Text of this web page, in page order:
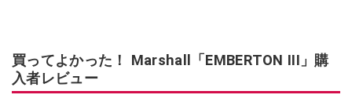
買ってよかった！ Marshall「EMBERTON III」購
入者レビュー